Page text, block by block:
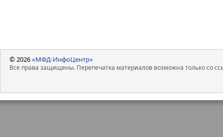
© 2026«МФД-ИнфоЦентр»
Все права защищены. Перепечатка материалов возможна только со